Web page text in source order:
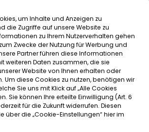
MENÜ
SERVICE
um Inhalte und Anzeigen zu
die Zugriffe auf unsere Website zu
zu Ihrem Nutzerverhalten gehen
Zwecke der Nutzung für Werbung und
Partner führen diese Informationen
weiteren Daten zusammen, die sie
Website von Ihnen erhalten oder
diese Cookies zu nutzen, benötigen wir
Sie uns mit Klick auf „Alle Cookies
Sie können Ihre erteilte Einwilligung (Art. 6
für die Zukunft widerrufen. Diesen
über die „Cookie-Einstellungen“ hier im